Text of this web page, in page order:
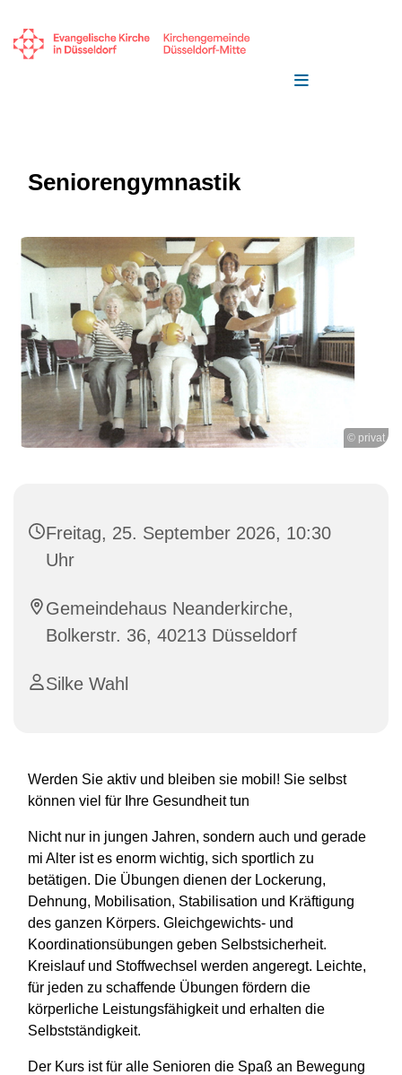
Seniorengymnastik
© privat
Freitag, 25. September 2026, 10:30
Uhr
Gemeindehaus Neanderkirche,
Bolkerstr. 36, 40213 Düsseldorf
Silke Wahl
Werden Sie aktiv und bleiben sie mobil! Sie selbst
können viel für Ihre Gesundheit tun
Nicht nur in jungen Jahren, sondern auch und gerade
mi Alter ist es enorm wichtig, sich sportlich zu
betätigen. Die Übungen dienen der Lockerung,
Dehnung, Mobilisation, Stabilisation und Kräftigung
des ganzen Körpers. Gleichgewichts- und
Koordinationsübungen geben Selbstsicherheit.
Kreislauf und Stoffwechsel werden angeregt. Leichte,
für jeden zu schaffende Übungen fördern die
körperliche Leistungsfähigkeit und erhalten die
Selbstständigkeit.
Der Kurs ist für alle Senioren die Spaß an Bewegung